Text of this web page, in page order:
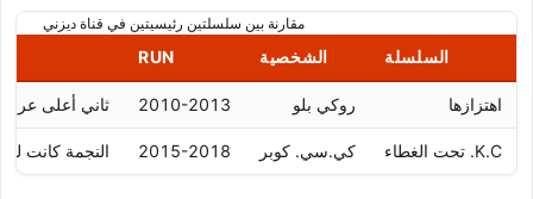
مقارنة بين سلسلتين رئيسيتين في قناة ديزني
السلسلة الشخصية RUN
اهتزازها روكي بلو 2010-2013 ثاني أعلى عرض
K.C. تحت الغطاء كي.سي. كوبر 2015-2018 النجمة كانت